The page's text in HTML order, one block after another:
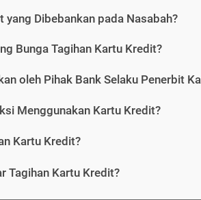
yang Dibebankan pada Nasabah?
Bunga Tagihan Kartu Kredit?
oleh Pihak Bank Selaku Penerbit
Menggunakan Kartu Kredit?
Kartu Kredit?
Tagihan Kartu Kredit?